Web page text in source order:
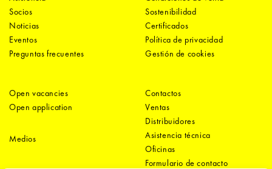
Socios
Noticias
Eventos
Preguntas frecuentes
Sostenibilidad
Certificados
Política de privacidad
Gestión de cookies
Open vacancies
Open application
Medios
Contactos
Ventas
Distribuidores
Asistencia técnica
Oficinas
Formulario de contacto